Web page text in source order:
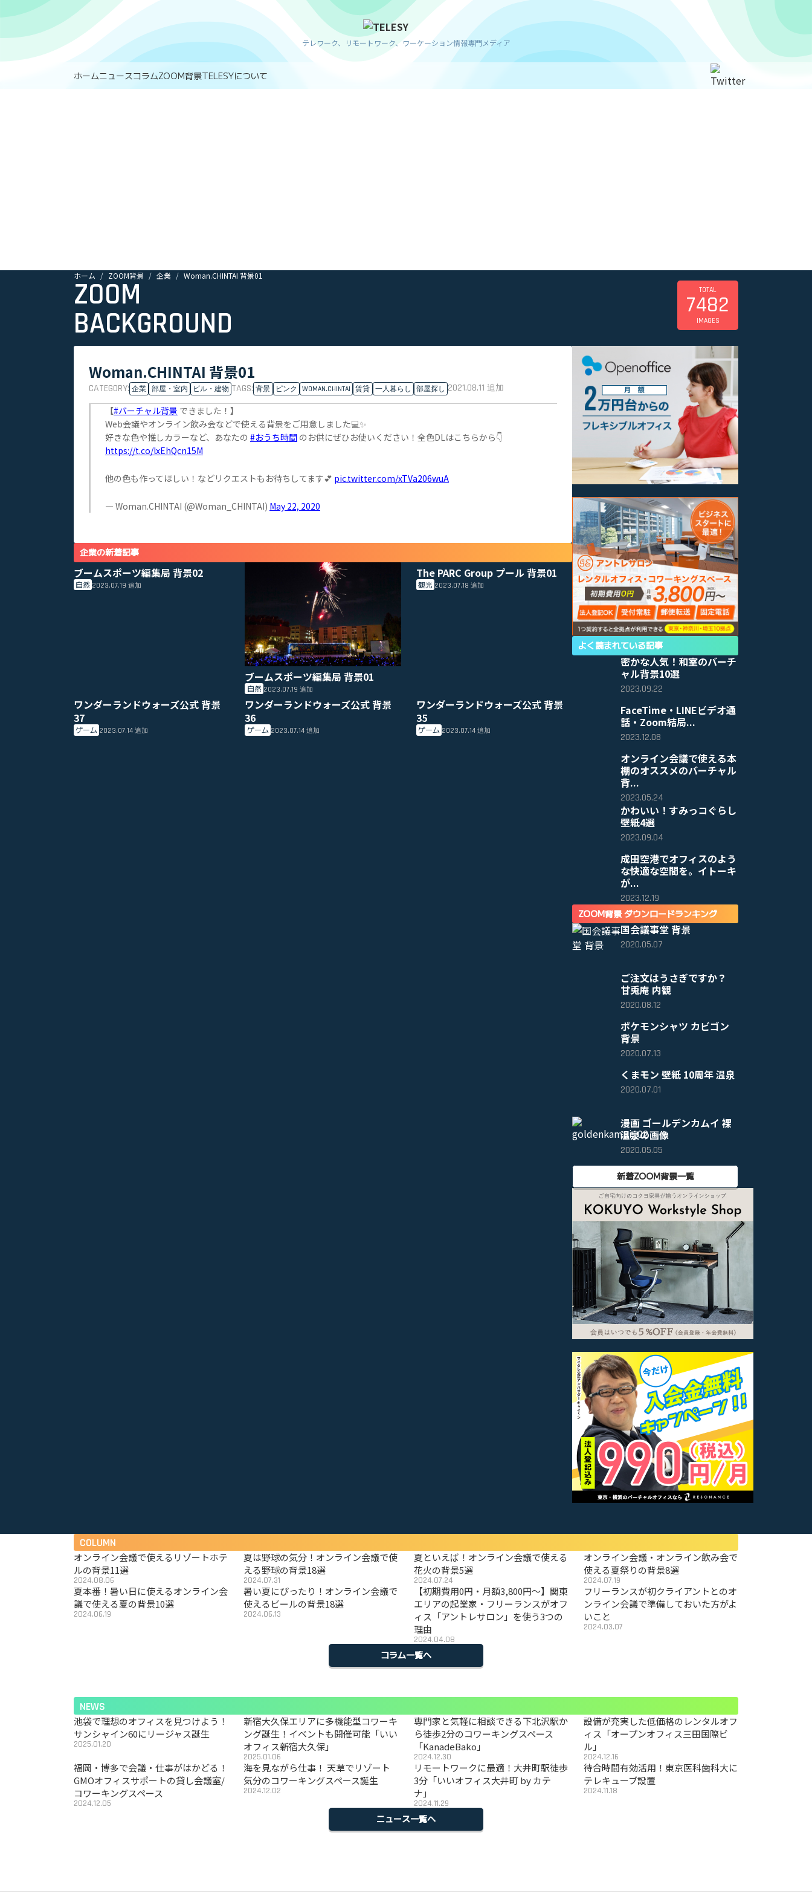
テレワーク、リモートワーク、ワーケーション情報専門メディア
ホームニュースコラムZOOM背景TELESYについて
ホーム ZOOM背景 企業 Woman.CHINTAI 背景01
ZOOM
BACKGROUND
TOTAL
7482
IMAGES
Woman.CHINTAI 背景01
CATEGORY: 企業 部屋・室内 ビル・建物 TAGS: 背景 ピンク WOMAN.CHINTAI 賃貸 一人暮らし 部屋探し 2021.08.11追加
【#バーチャル背景 できました！】
Web会議やオンライン飲み会などで使える背景をご用意しました💻✨
好きな色や推しカラーなど、あなたの #おうち時間 のお供にぜひお使いください！全色DLはこちらから👇
https://t.co/lxEhQcn15M
他の色も作ってほしい！などリクエストもお待ちしてます💕 pic.twitter.com/xTVa206wuA
— Woman.CHINTAI (@Woman_CHINTAI) May 22, 2020
企業の新着記事
ブームスポーツ編集局 背景02
自然 2023.07.19追加
ブームスポーツ編集局 背景01
自然 2023.07.19 追加
The PARC Group プール 背景01
観光 2023.07.18追加
ワンダーランドウォーズ公式 背景
37
ゲーム 2023.07.14追加
ワンダーランドウォーズ公式 背景
36
ゲーム 2023.07.14 追加
ワンダーランドウォーズ公式 背景
35
ゲーム 2023.07.14追加
よく読まれている記事
密かな人気！和室のバーチ
ャル背景10選
2023.09.22
FaceTime・LINEビデオ通
話・Zoom結局...
2023.12.08
オンライン会議で使える本
棚のオススメのバーチャル
背...
2023.05.24
かわいい！すみっコぐらし
壁紙4選
2023.09.04
成田空港でオフィスのよう
な快適な空間を。イトーキ
が...
2023.12.19
ZOOM背景 ダウンロードランキング
国会議事堂 背景
2020.05.07
ご注文はうさぎですか？
甘兎庵 内観
2020.08.12
ポケモンシャツ カビゴン
背景
2020.07.13
くまモン 壁紙 10周年 温泉
2020.07.01
漫画 ゴールデンカムイ 裸
温泉の画像
2020.05.05
新着ZOOM背景一覧
COLUMN
オンライン会議で使えるリゾートホテ
ルの背景11選
2024.08.06
夏は野球の気分！オンライン会議で使
える野球の背景18選
2024.07.31
夏といえば！オンライン会議で使える
花火の背景5選
2024.07.24
オンライン会議・オンライン飲み会で
使える夏祭りの背景8選
2024.07.19
夏本番！暑い日に使えるオンライン会
議で使える夏の背景10選
2024.06.19
暑い夏にぴったり！オンライン会議で
使えるビールの背景18選
2024.06.13
【初期費用0円・月額3,800円〜】関東
エリアの起業家・フリーランスがオフ
ィス「アントレサロン」を使う3つの
理由
2024.04.08
フリーランスが初クライアントとのオ
ンライン会議で準備しておいた方がよ
いこと
2024.03.07
コラム一覧へ
NEWS
池袋で理想のオフィスを見つけよう！
サンシャイン60にリージャス誕生
2025.01.20
新宿大久保エリアに多機能型コワーキ
ング誕生！イベントも開催可能「いい
オフィス新宿大久保」
2025.01.06
専門家と気軽に相談できる下北沢駅か
ら徒歩2分のコワーキングスペース
「KanadeBako」
2024.12.30
設備が充実した低価格のレンタルオフ
ィス「オープンオフィス三田国際ビ
ル」
2024.12.16
福岡・博多で会議・仕事がはかどる！
GMOオフィスサポートの貸し会議室/
コワーキングスペース
2024.12.05
海を見ながら仕事！ 天草でリゾート
気分のコワーキングスペース誕生
2024.12.02
リモートワークに最適！大井町駅徒歩
3分「いいオフィス大井町 by カテ
ナ」
2024.11.29
待合時間有効活用！東京医科歯科大に
テレキューブ設置
2024.11.18
ニュース一覧へ